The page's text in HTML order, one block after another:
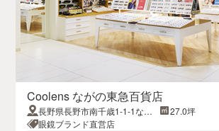
Coolens ながの東急百貨店
長野県長野市南千歳1-1-1なが
の東急百貨店別館シェルシェ2
27.0坪
眼鏡ブランド直営店